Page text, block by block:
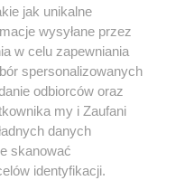
domów do 120
m² z kolekcji Murator
funkcjonalności,
działki o mniejszej
Ich kluczową cechą
jak unikalne
wysyłane przez
w celu zapewniania
spersonalizowanych
odbiorców oraz
my i Zaufani
danych
skanować
identyfikacji.